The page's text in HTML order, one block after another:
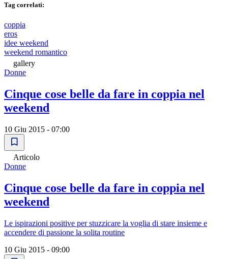
Tag correlati:
coppia
eros
idee weekend
weekend romantico
gallery
Donne
Cinque cose belle da fare in coppia nel
weekend
10 Giu 2015 - 07:00
Articolo
Donne
Cinque cose belle da fare in coppia nel
weekend
Le ispirazioni positive per stuzzicare la voglia di stare insieme e
accendere di passione la solita routine
10 Giu 2015 - 09:00